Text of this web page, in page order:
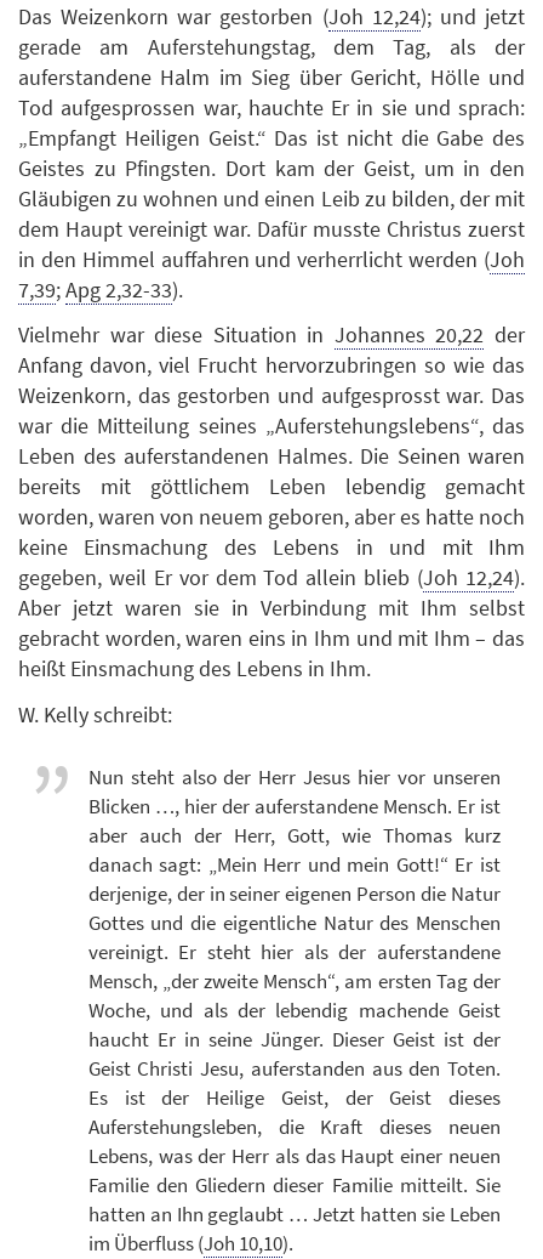
Das Weizenkorn war gestorben (Joh 12,24); und jetzt
gerade am Auferstehungstag, dem Tag, als der
auferstandene Halm im Sieg über Gericht, Hölle und
Tod aufgesprossen war, hauchte Er in sie und sprach:
„Empfangt Heiligen Geist.“ Das ist nicht die Gabe des
Geistes zu Pfingsten. Dort kam der Geist, um in den
Gläubigen zu wohnen und einen Leib zu bilden, der mit
dem Haupt vereinigt war. Dafür musste Christus zuerst
in den Himmel auffahren und verherrlicht werden (Joh
7,39;Apg 2,32-33).
Vielmehr war diese Situation in Johannes 20,22 der
Anfang davon, viel Frucht hervorzubringen so wie das
Weizenkorn, das gestorben und aufgesprosst war. Das
war die Mitteilung seines „Auferstehungslebens“, das
Leben des auferstandenen Halmes. Die Seinen waren
bereits mit göttlichem Leben lebendig gemacht
worden, waren von neuem geboren, aber es hatte noch
keine Einsmachung des Lebens in und mit Ihm
gegeben, weil Er vor dem Tod allein blieb (Joh 12,24).
Aber jetzt waren sie in Verbindung mit Ihm selbst
gebracht worden, waren eins in Ihm und mit Ihm – das
heißt Einsmachung des Lebens in Ihm.
W. Kelly schreibt:
Nun steht also der Herr Jesus hier vor unseren
Blicken …, hier der auferstandene Mensch. Er ist
aber auch der Herr, Gott, wie Thomas kurz
danach sagt: „Mein Herr und mein Gott!“ Er ist
derjenige, der in seiner eigenen Person die Natur
Gottes und die eigentliche Natur des Menschen
vereinigt. Er steht hier als der auferstandene
Mensch, „der zweite Mensch“, am ersten Tag der
Woche, und als der lebendig machende Geist
haucht Er in seine Jünger. Dieser Geist ist der
Geist Christi Jesu, auferstanden aus den Toten.
Es ist der Heilige Geist, der Geist dieses
Auferstehungsleben, die Kraft dieses neuen
Lebens, was der Herr als das Haupt einer neuen
Familie den Gliedern dieser Familie mitteilt. Sie
hatten an Ihn geglaubt … Jetzt hatten sie Leben
im Überfluss (Joh 10,10).